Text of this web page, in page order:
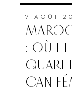
7 AOÛT
: OÙ ET
QUART
CAN